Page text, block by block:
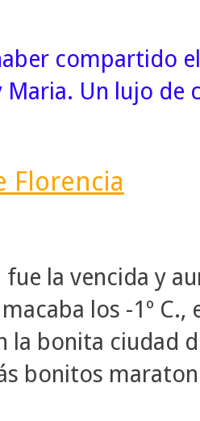
compartido
Maria. Un lujo
Florencia
la vencida y
los -1º C.,
la bonita ciudad
bonitos